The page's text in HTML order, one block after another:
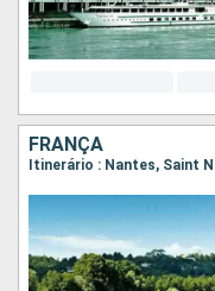
FRANÇA
Itinerário : Nantes, Saint